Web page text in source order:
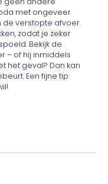
met ongeveer
de verstopte afvoer.
zodat je zeker
Bekijk de
– of hij inmiddels
het geval? Dan kan
Een fijne tip